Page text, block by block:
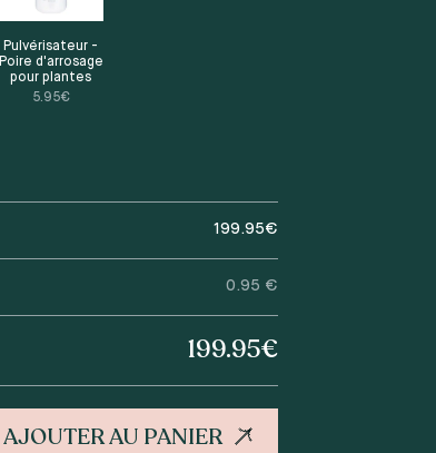
Pulvérisateur -
Poire d'arrosage
pour plantes
5.95€
199.95€
0.95 €
199.95€
AJOUTER AU PANIER